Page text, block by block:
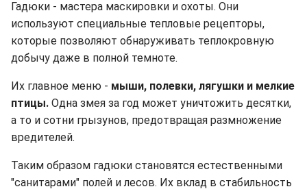
Гадюки - мастера маскировки и охоты. Они
используют специальные тепловые рецепторы,
которые позволяют обнаруживать теплокровную
добычу даже в полной темноте.
Их главное меню - мыши, полевки, лягушки и мелкие
птицы. Одна змея за год может уничтожить десятки,
а то и сотни грызунов, предотвращая размножение
вредителей.
Таким образом гадюки становятся естественными
"санитарами" полей и лесов. Их вклад в стабильность